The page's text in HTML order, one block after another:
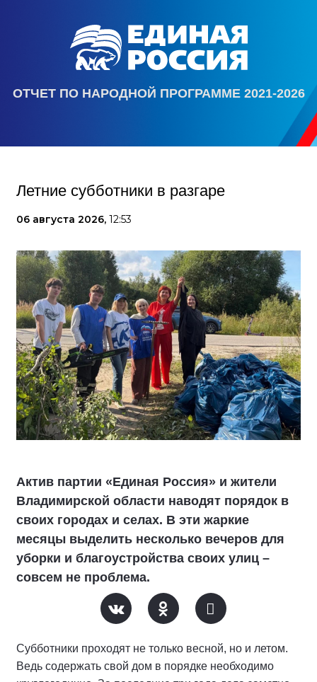
ОТЧЕТ ПО НАРОДНОЙ ПРОГРАММЕ 2021-2026
Летние субботники в разгаре
06 августа 2026, 12:53
Актив партии «Единая Россия» и жители
Владимирской области наводят порядок в
своих городах и селах. В эти жаркие
месяцы выделить несколько вечеров для
уборки и благоустройства своих улиц –
совсем не проблема.
Субботники проходят не только весной, но и летом.
Ведь содержать свой дом в порядке необходимо